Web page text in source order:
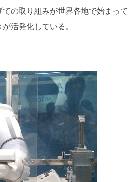
の取り組みが世界各地で始まって
活発化している。